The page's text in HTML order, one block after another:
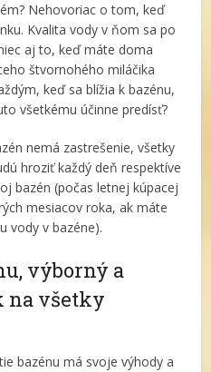
Nehovoriac o tom, keď
Kvalita vody v ňom sa po
aj to, keď máte doma
štvornohého miláčika
keď sa blížia k bazénu,
všetkému účinne predísť?
nemá zastrešenie, všetky
hroziť každý deň respektíve
bazén (počas letnej kúpacej
mesiacov roka, ak máte
vody v bazéne).
výborný a
na všetky
bazénu má svoje výhody a